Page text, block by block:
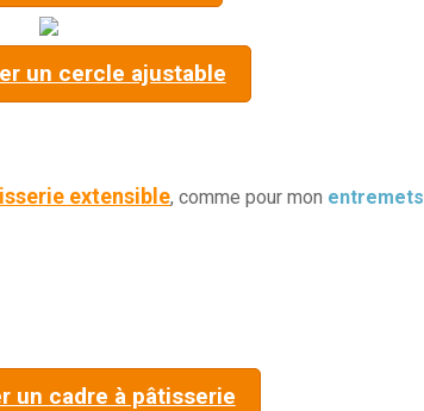
un cercle ajustable
extensible, comme pour mon entremets
un cadre à pâtisserie